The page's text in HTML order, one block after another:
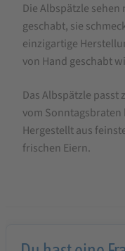
ALB-
GOLD
Albspätzle
Die Albspätzle
geschabt, sie
einzigartige
von Hand geschabt
Das Albspätzle passt
vom Sonntagsbraten
Hergestellt aus
frischen Eiern.